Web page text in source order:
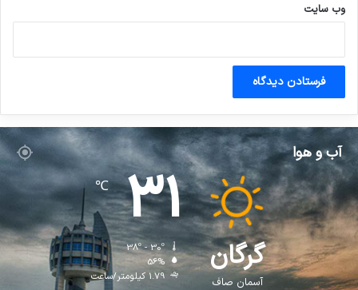
وب‌ سایت
آب و هوا
گرگان
آسمان صاف
31
℃
38º - 30º
56%
1.79 کیلومتر/ساعت